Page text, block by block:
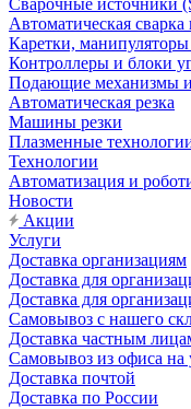
Сварочные источники
Автоматическая
Каретки,
Контроллеры и блоки
Подающие механизмы
Автоматическая резка
Машины резки
Плазменные
Технологии
Автоматизация и
Новости
Акции
Услуги
Доставка организациям
Доставка для
Доставка для
Самовывоз с нашего
Доставка частным
Самовывоз из офиса на
Доставка почтой
Доставка по России